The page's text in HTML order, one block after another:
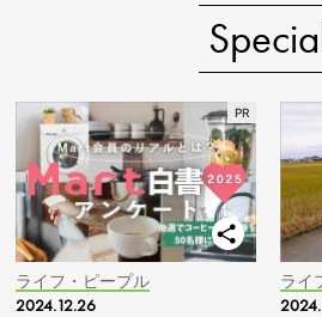
ライフ・ピープル
2024.12.26
ライ